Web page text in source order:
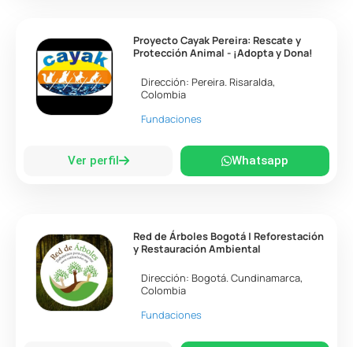
Proyecto Cayak Pereira: Rescate y
Protección Animal - ¡Adopta y Dona!
Dirección: Pereira. Risaralda,
Colombia
Fundaciones
Ver perfil Whatsapp
Red de Árboles Bogotá | Reforestación
y Restauración Ambiental
Dirección: Bogotá.Cundinamarca,
Colombia
Fundaciones